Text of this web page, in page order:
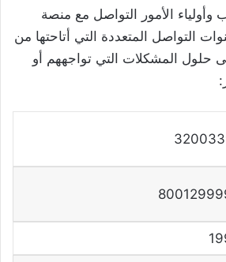
وأولياء الأمور التواصل مع منصة
التواصل المتعددة التي أتاحتها من
حلول المشكلات التي تواجههم أو